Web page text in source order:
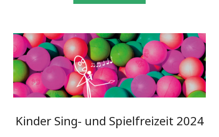
Kinder Sing- und Spielfreizeit 2024